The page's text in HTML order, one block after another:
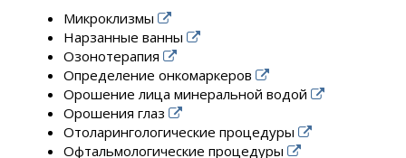
Микроклизмы
Нарзанные ванны
Озонотерапия
Определение онкомаркеров
Орошение лица минеральной водой
Орошения глаз
Отоларингологические процедуры
Офтальмологические процедуры